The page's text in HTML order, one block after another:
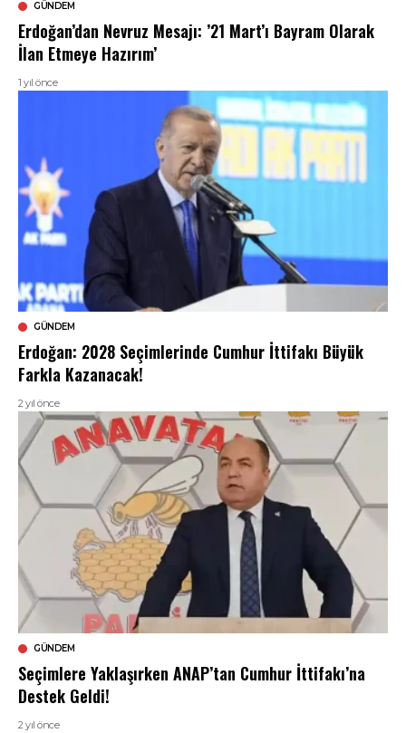
GÜNDEM
Erdoğan’dan Nevruz Mesajı: ’21 Mart’ı Bayram Olarak
İlan Etmeye Hazırım’
1 yıl önce
GÜNDEM
Erdoğan: 2028 Seçimlerinde Cumhur İttifakı Büyük
Farkla Kazanacak!
2 yıl önce
GÜNDEM
Seçimlere Yaklaşırken ANAP’tan Cumhur İttifakı’na
Destek Geldi!
2 yıl önce